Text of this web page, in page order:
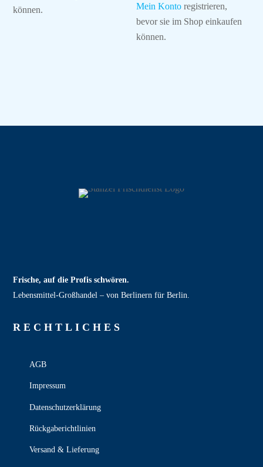
können.
Mein Konto registrieren,
bevor sie im Shop einkaufen
können.
Frische, auf die Profis schwören.
Lebensmittel‑Großhandel – von Berlinern für Berlin.
RECHT­LICHES
AGB
Impressum
Datenschutzerklärung
Rückgaberichtlinien
Versand & Lieferung